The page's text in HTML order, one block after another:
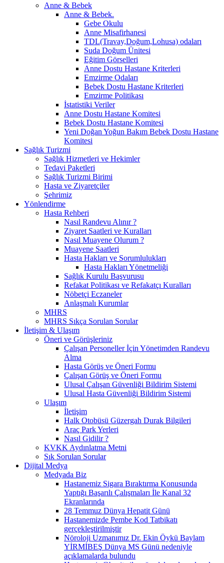
Anne & Bebek
Anne & Bebek.
Gebe Okulu
Anne Misafirhanesi
TDL(Travay,Doğum,Lohusa) odaları
Suda Doğum Ünitesi
Eğitim Görselleri
Anne Dostu Hastane Kriterleri
Emzirme Odaları
Bebek Dostu Hastane Kriterleri
Emzirme Politikası
İstatistiki Veriler
Anne Dostu Hastane Komitesi
Bebek Dostu Hastane Komitesi
Yeni Doğan Yoğun Bakım Bebek Dostu Hastane
Komitesi
Sağlık Turizmi
Sağlık Hizmetleri ve Hekimler
Tedavi Paketleri
Sağlık Turizmi Birimi
Hasta ve Ziyaretçiler
Şehrimiz
Yönlendirme
Hasta Rehberi
Nasıl Randevu Alınır ?
Ziyaret Saatleri ve Kuralları
Nasıl Muayene Olurum ?
Muayene Saatleri
Hasta Hakları ve Sorumlulukları
Hasta Hakları Yönetmeliği
Sağlık Kurulu Başvurusu
Refakat Politikası ve Refakatçı Kuralları
Nöbetçi Eczaneler
Anlaşmalı Kurumlar
MHRS
MHRS Sıkça Sorulan Sorular
İletişim & Ulaşım
Öneri ve Görüşleriniz
Çalışan Personeller İçin Yönetimden Randevu
Alma
Hasta Görüş ve Öneri Formu
Çalışan Görüş ve Öneri Formu
Ulusal Çalışan Güvenliği Bildirim Sistemi
Ulusal Hasta Güvenliği Bildirim Sistemi
Ulaşım
İletişim
Halk Otobüsü Güzergah Durak Bilgileri
Araç Park Yerleri
Nasıl Gidilir ?
KVKK Aydınlatma Metni
Sık Sorulan Sorular
Dijital Medya
Medyada Biz
Hastanemiz Sigara Bıraktırma Konusunda
Yaptığı Başarılı Çalışmaları İle Kanal 32
Ekranlarında
28 Temmuz Dünya Hepatit Günü
Hastanemizde Pembe Kod Tatbikatı
gerçekleştirilmiştir
Nöroloji Uzmanımız Dr. Ekin Öykü Baylam
YİRMİBEŞ Dünya MS Günü nedeniyle
açıklamalarda bulundu